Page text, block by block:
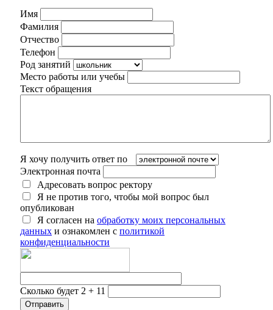
Имя
Фамилия
Отчество
Телефон
Род занятий
Место работы или учебы
Текст обращения
Я хочу получить ответ по
Электронная почта
Адресовать вопрос ректору
Я не против того, чтобы мой вопрос был
опубликован
Я согласен на обработку моих персональных
данных и ознакомлен с политикой
конфиденциальности
Сколько будет 2 + 11